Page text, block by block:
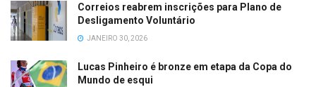
Correios reabrem inscrições para Plano de
Desligamento Voluntário
JANEIRO 30, 2026
Lucas Pinheiro é bronze em etapa da Copa do
Mundo de esqui